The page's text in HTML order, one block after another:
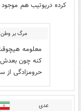
کرده دریوتیب هم
مرگ بر
معلومه
کنه چون بعدش
حرومزادگی از
عدی